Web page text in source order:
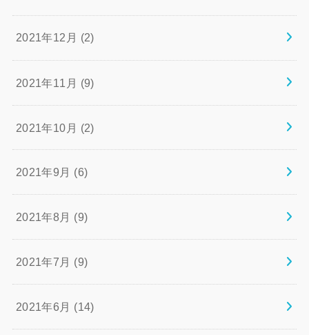
2021年12月 (2)
2021年11月 (9)
2021年10月 (2)
2021年9月 (6)
2021年8月 (9)
2021年7月 (9)
2021年6月 (14)